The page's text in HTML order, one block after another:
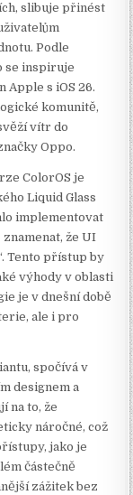
slibuje přinést
Podle
se inspiruje
Apple s iOS 26.
komunitě,
vítr do
Oppo.
ColorOS je
Liquid Glass
implementovat
znamenat, že UI
Tento přístup by
výhody v oblasti
je v dnešní době
ale i pro
spočívá v
designem a
na to, že
náročné, což
jako je
částečně
zážitek bez